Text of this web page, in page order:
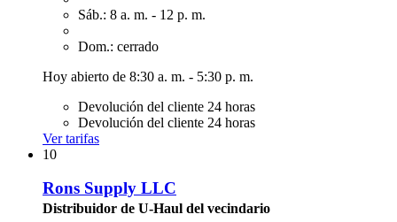
Sáb.: 8 a. m. - 12 p. m.
Dom.: cerrado
Hoy abierto de 8:30 a. m. - 5:30 p. m.
Devolución del cliente 24 horas
Devolución del cliente 24 horas
Ver tarifas
10
Rons Supply LLC
Distribuidor de U-Haul del vecindario